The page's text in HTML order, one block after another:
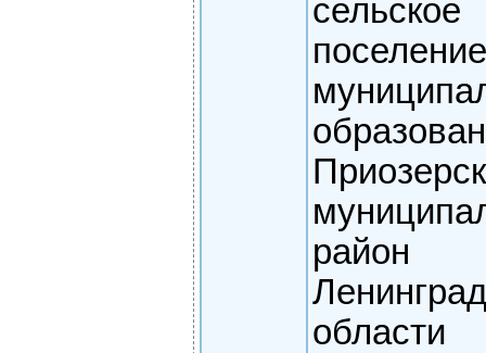
сельское
поселение
район
области